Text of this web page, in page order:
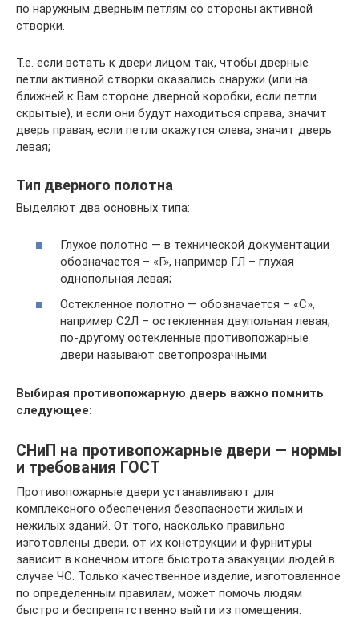
по наружным дверным петлям со стороны активной
створки.
Т.е. если встать к двери лицом так, чтобы дверные
петли активной створки оказались снаружи (или на
ближней к Вам стороне дверной коробки, если петли
скрытые), и если они будут находиться справа, значит
дверь правая, если петли окажутся слева, значит дверь
левая;
Тип дверного полотна
Выделяют два основных типа:
Глухое полотно — в технической документации
обозначается – «Г», например ГЛ – глухая
однопольная левая;
Остекленное полотно — обозначается – «С»,
например С2Л – остекленная двупольная левая,
по-другому остекленные противопожарные
двери называют светопрозрачными.
Выбирая противопожарную дверь важно помнить
следующее:
СНиП на противопожарные двери — нормы
и требования ГОСТ
Противопожарные двери устанавливают для
комплексного обеспечения безопасности жилых и
нежилых зданий. От того, насколько правильно
изготовлены двери, от их конструкции и фурнитуры
зависит в конечном итоге быстрота эвакуации людей в
случае ЧС. Только качественное изделие, изготовленное
по определенным правилам, может помочь людям
быстро и беспрепятственно выйти из помещения.